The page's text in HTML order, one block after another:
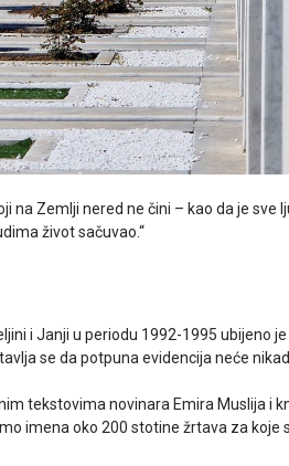
na Zemlji nered ne čini – kao da je sve
život sačuvao.“
i Janji u periodu 1992-1995 ubijeno
se da potpuna evidencija neće
tekstovima novinara Emira Muslija i
imena oko 200 stotine žrtava za koje